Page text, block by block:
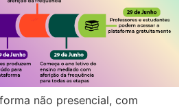
não presencial, com